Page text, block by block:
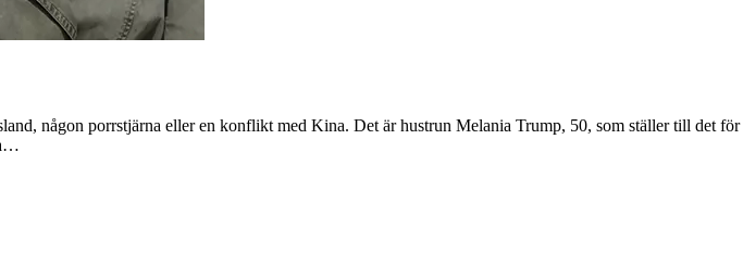
någon porrstjärna eller en konflikt med Kina. Det är hustrun Melania Trump, 50, som ställer till det för